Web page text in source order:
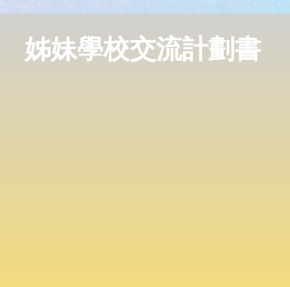
姊妹學校交流計劃書